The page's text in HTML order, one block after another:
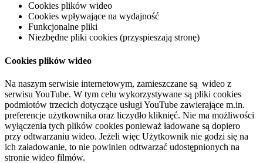
Cookies plików wideo
Cookies wpływające na wydajność
Funkcjonalne pliki
Niezbędne pliki cookies (przyspieszają stronę)
Cookies plików wideo
Na naszym serwisie internetowym, zamieszczane są wideo z
serwisu YouTube. W tym celu wykorzystywane są pliki cookies
podmiotów trzecich dotyczące usługi YouTube zawierające m.in.
preferencje użytkownika oraz liczydło kliknięć. Nie ma możliwości
wyłączenia tych plików cookies ponieważ ładowane są dopiero
przy odtwarzaniu wideo. Jeżeli więc Użytkownik nie godzi się na
ich załadowanie, to nie powinien odtwarzać udostępnionych na
stronie wideo filmów.